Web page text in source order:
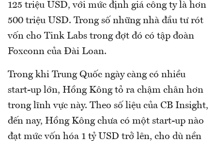
125 triệu USD, với mức định giá công ty là hơn
500 triệu USD. Trong số những nhà đầu tư rót
vốn cho Tink Labs trong đợt đó có tập đoàn
Foxconn của Đài Loan.
Trong khi Trung Quốc ngày càng có nhiều
start-up lớn, Hồng Kông tỏ ra chậm chân hơn
trong lĩnh vực này. Theo số liệu của CB Insight,
đến nay, Hồng Kông chưa có một start-up nào
đạt mức vốn hóa 1 tỷ USD trở lên, cho dù nền